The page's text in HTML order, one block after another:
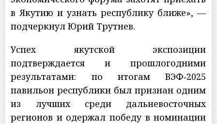
в Якутию и узнать республику ближе», —
подчеркнул Юрий Трутнев.
Успех якутской экспозиции
подтверждается и прошлогодними
результатами: по итогам ВЭФ‑2025
павильон республики был признан одним
из лучших среди дальневосточных
регионов и одержал победу в номинации